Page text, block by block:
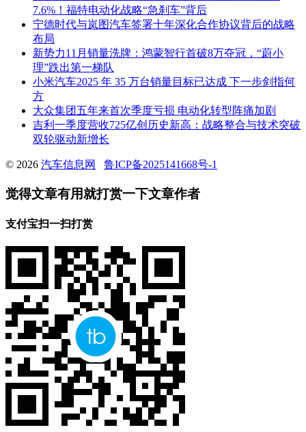
7.6%！福特电动化战略“急刹车”背后
宁德时代与岚图汽车签署十年深化合作协议背后的战略
布局
新势力11月销量洗牌：鸿蒙智行首破8万夺冠，“蔚小
理”跌出第一梯队
小米汽车2025 年 35 万台销量目标已达成 下一步剑指何
方
大众集团五年来首次季度亏损 电动化转型阵痛加剧
吉利一季度营收725亿创历史新高：战略整合与技术突破
双轮驱动新增长
© 2026 汽车信息网 鲁ICP备2025141668号-1
觉得文章有用就打赏一下文章作者
支付宝扫一扫打赏